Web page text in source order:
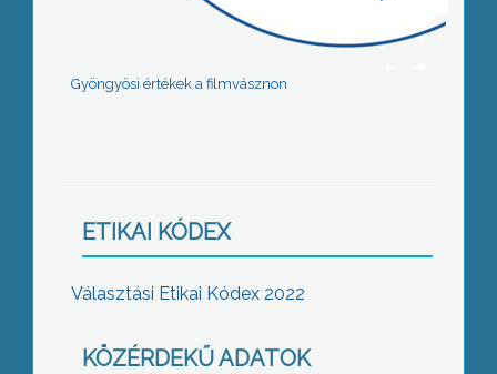
Gyöngyösi értékek a filmvásznon
ETIKAI KÓDEX
Választási Etikai Kódex 2022
KÖZÉRDEKŰ ADATOK